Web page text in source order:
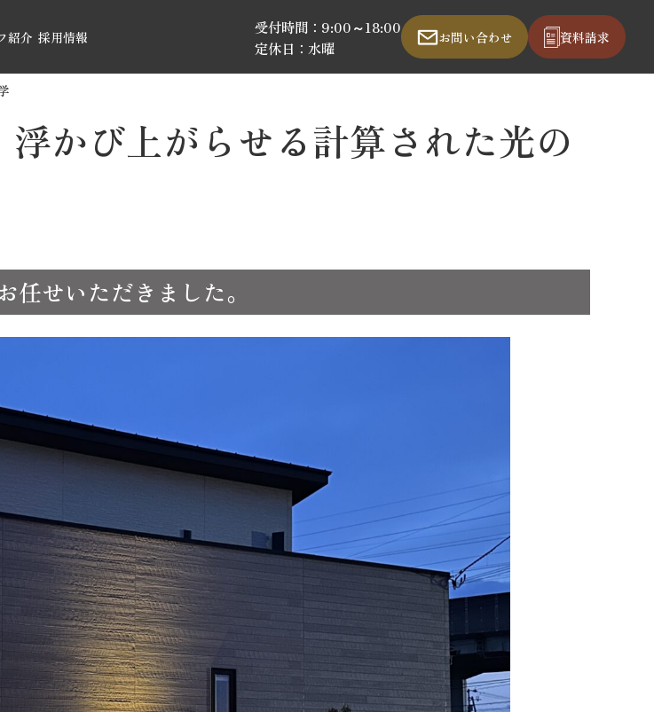
紹介 採用情報
受付時間：9:00～18:00
定休日：水曜
お問い合わせ 資料請求
かび上がらせる計算された光の
せいただきました。